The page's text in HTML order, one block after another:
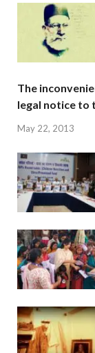
The
legal notice to
May 22, 2013